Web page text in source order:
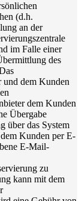
(d.h.
an der
im Falle einer
des
und dem Kunden
dem Kunden
Übergabe
über das System
Kunden per E-
E-Mail-
zu
kann mit dem